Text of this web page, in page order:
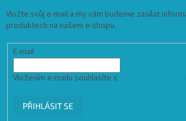
Vložte svůj e-mail a my vám budeme zasílat
produktech na našem e-shopu.
E-mail
Vložením e-mailu souhlasíte s
PŘIHLÁSIT SE